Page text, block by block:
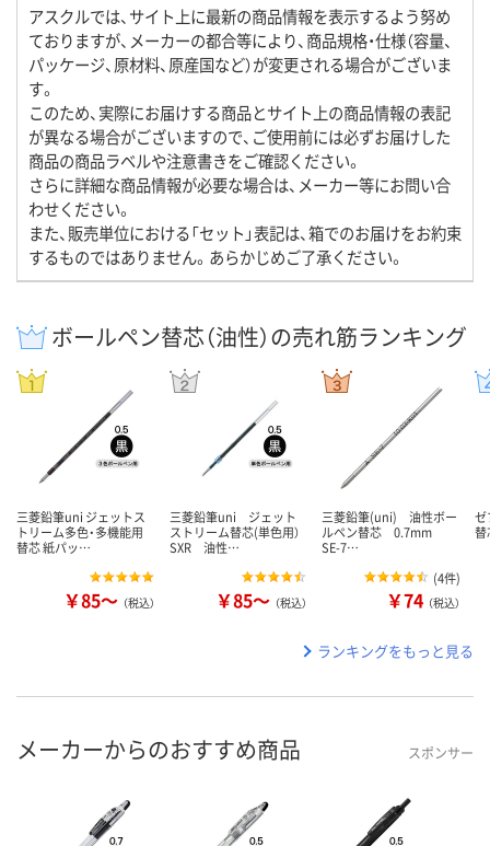
アスクルでは、サイト上に最新の商品情報を表示するよう努め
ておりますが、メーカーの都合等により、商品規格・仕様（容量、
パッケージ、原材料、原産国など）が変更される場合がございま
す。
このため、実際にお届けする商品とサイト上の商品情報の表記
が異なる場合がございますので、ご使用前には必ずお届けした
商品の商品ラベルや注意書きをご確認ください。
さらに詳細な商品情報が必要な場合は、メーカー等にお問い合
わせください。
また、販売単位における「セット」表記は、箱でのお届けをお約束
するものではありません。あらかじめご了承ください。
ボールペン替芯（油性）の売れ筋ランキング
三菱鉛筆uni ジェットス
トリーム多色・多機能用
替芯 紙パッ…
￥85～ （税込）
三菱鉛筆uni ジェット
ストリーム替芯(単色用）
SXR 油性…
￥85～ （税込）
三菱鉛筆(uni) 油性ボー
ルペン替芯 0.7mm
SE-7…
(4件)
￥74 （税込）
ランキングをもっと見る
メーカーからのおすすめ商品 スポンサー